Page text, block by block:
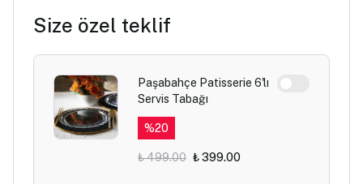
Size özel teklif
Paşabahçe Patisserie 6'lı
Servis Tabağı
%20
₺ 499.00 ₺ 399.00